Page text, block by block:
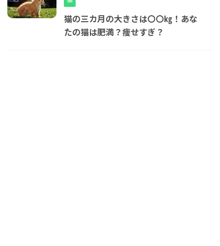
猫の三カ月の大きさは〇〇㎏！あな
たの猫は肥満？痩せすぎ？